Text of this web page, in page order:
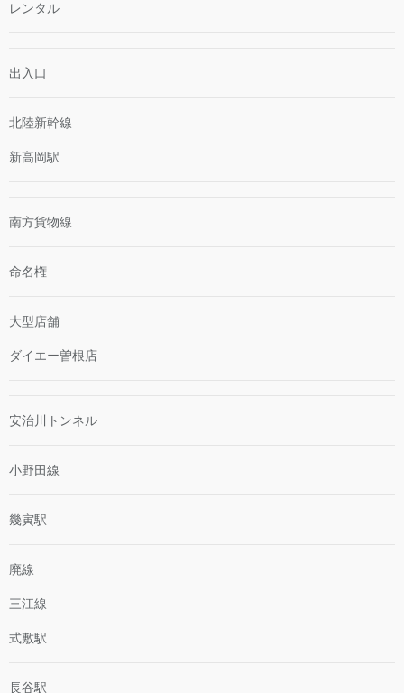
レンタル
出入口
北陸新幹線
新高岡駅
南方貨物線
命名権
大型店舗
ダイエー曽根店
安治川トンネル
小野田線
幾寅駅
廃線
三江線
式敷駅
長谷駅